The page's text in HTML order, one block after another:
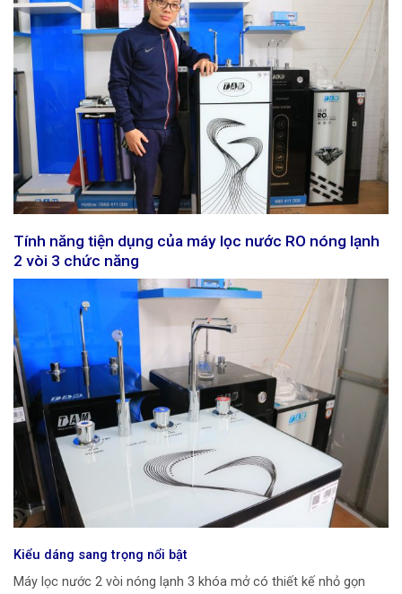
Tính năng tiện dụng của máy lọc nước RO nóng lạnh
2 vòi 3 chức năng
Kiểu dáng sang trọng nổi bật
Máy lọc nước 2 vòi nóng lạnh 3 khóa mở có thiết kế nhỏ gọn